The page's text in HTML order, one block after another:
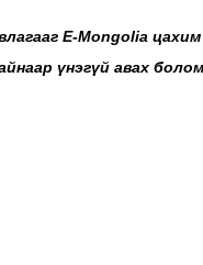
E-Mongolia цахим
үнэгүй авах